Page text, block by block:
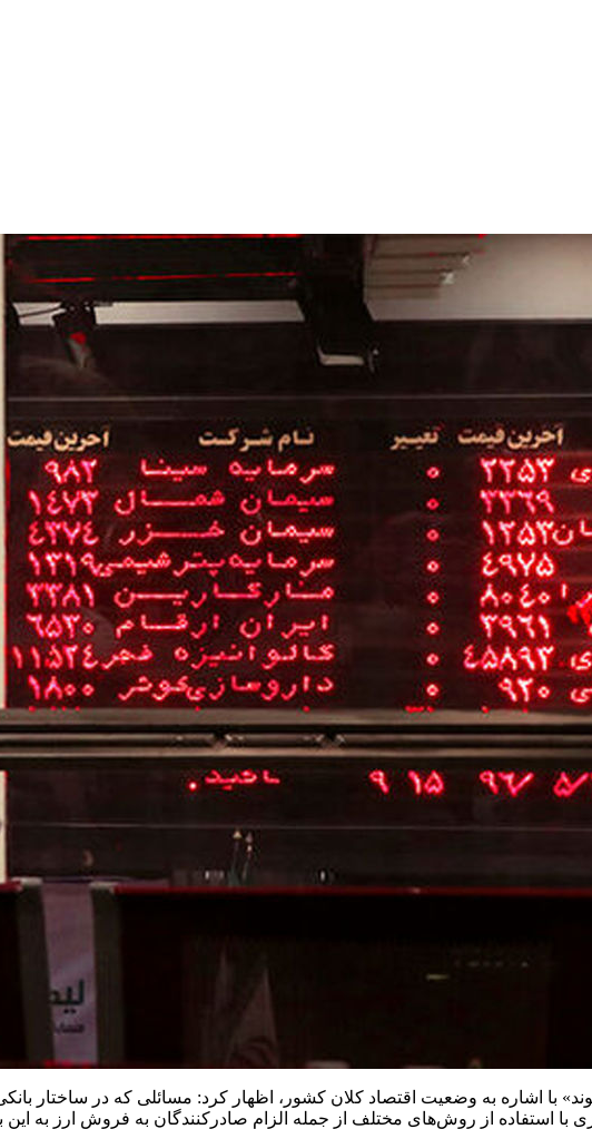
با اشاره به وضعیت اقتصاد کلان کشور، اظهار کرد: مسائلی که در ساختار
با استفاده از روش‌های مختلف از جمله الزام صادرکنندگان به فروش ارز به